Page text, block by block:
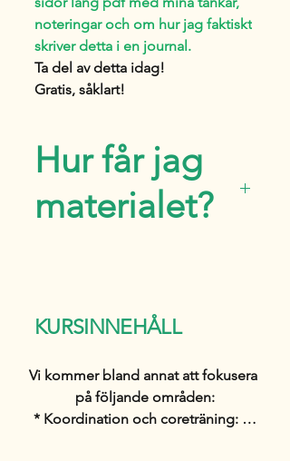
noteringar och om hur jag faktiskt
skriver detta i en journal.
Ta del av detta idag!
Gratis, såklart!
Hur får jag
materialet?
pdfen!
din enhet då den automatiskt
försvinner efter 30 dagar.
KURSINNEHÅLL
Vi kommer bland annat att fokusera
på följande områden:
* Koordination och coreträning: Vi